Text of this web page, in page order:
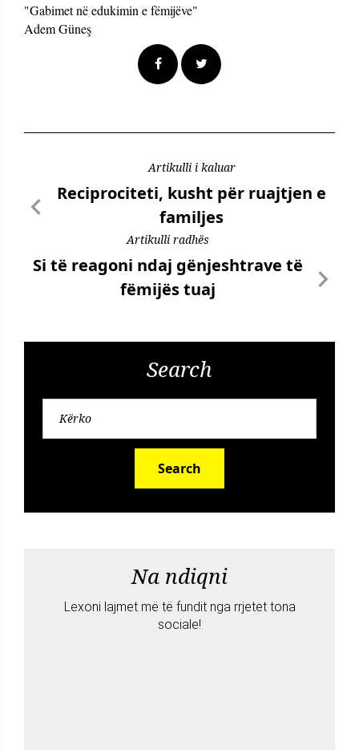
"Gabimet në edukimin e fëmijëve"
Adem Güneş
Artikulli i kaluar
Reciprociteti, kusht për ruajtjen e
familjes
Artikulli radhës
Si të reagoni ndaj gënjeshtrave të
fëmijës tuaj
Search
Search
Na ndiqni
Lexoni lajmet më të fundit nga rrjetet tona
sociale!